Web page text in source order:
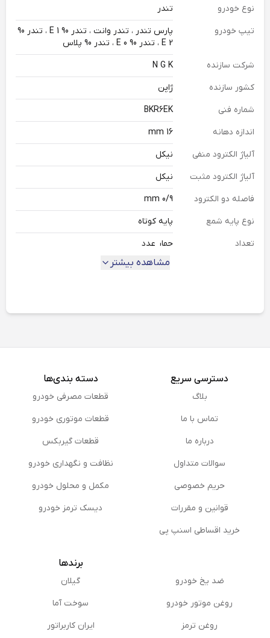
نوع خودرو
تندر
تیپ خودرو
پارس تندر ، تندر وانت ، تندر 90 E 1 ، تندر 90
E 2 ، تندر 90 E 0 ، تندر 90 پلاس
شرکت سازنده
N G K
کشور سازنده
ژاپن
شماره فنی
BKR6EK
اندازه دهانه
16 mm
آلیاژ الکترود منفی
نیکل
آلیاژ الکترود مثبت
نیکل
فاصله دو الکترود
0/9 mm
نوع پایه شمع
پایه کوتاه
تعداد
چهار عدد
شمع موتور
مشاهده بیشتر
دسترسی سریع
بلاگ
تماس با ما
درباره ما
سوالات متداول
حریم خصوصی
قوانین و مقررات
خرید اقساطی اسنپ پی
دسته بندی‌ها
قطعات مصرفی خودرو
قطعات موتوری خودرو
قطعات گیربکس
نظافت و نگهداری خودرو
مكمل و محلول خودرو
دیسک ترمز خودرو
ضد یخ خودرو
روغن موتور خودرو
روغن ترمز
برندها
گیلان
سوخت آما
ایران کاربراتور